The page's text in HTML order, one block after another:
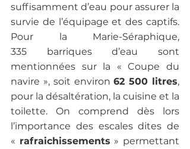
suffisamment d’eau pour assurer la
survie de l’équipage et des captifs.
Pour la Marie-Séraphique,
335 barriques d’eau sont
mentionnées sur la « Coupe du
navire », soit environ 62 500 litres,
pour la désaltération, la cuisine et la
toilette. On comprend dès lors
l’importance des escales dites de
« rafraichissements » permettant